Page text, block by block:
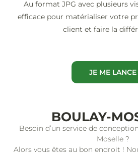
Au format JPG avec plusieurs
efficace pour matérialiser votre
client et faire la
JE ME LANCE
BOULAY-
Besoin d’un service de
Moselle ?
Alors vous êtes au bon endroit !